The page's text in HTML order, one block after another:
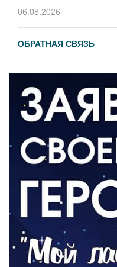
06.08.2026
ОБРАТНАЯ СВЯЗЬ
Администрация
ВЛАСТЬ
День памяти и
06.08.2026
Новый настил на
05.08.2026